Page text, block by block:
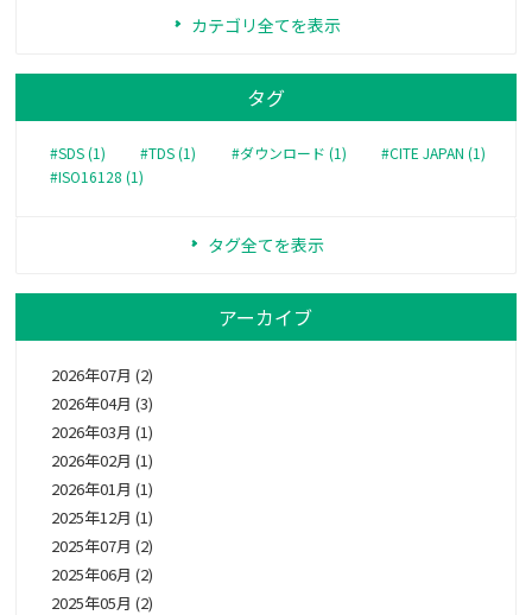
カテゴリ全てを表示
タグ
#SDS (1) #TDS (1) #ダウンロード (1)
#CITE JAPAN (1)
#ISO16128 (1)
タグ全てを表示
アーカイブ
2026年07月 (2)
2026年04月 (3)
2026年03月 (1)
2026年02月 (1)
2026年01月 (1)
2025年12月 (1)
2025年07月 (2)
2025年06月 (2)
2025年05月 (2)